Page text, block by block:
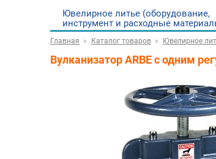
Ювелирное литье (оборудование,
инструмент и расходные
Главная Каталог товаров Ювелирное
Вулканизатор ARBE с одним